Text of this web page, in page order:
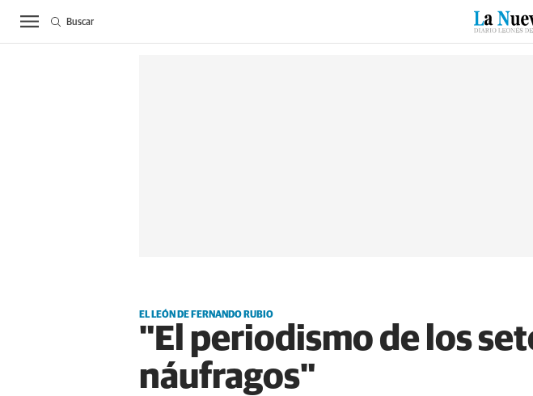
ACTUALIDAD BIERZO SUCESOS CULTURAS
Buscar
EL LEÓN DE FERNANDO RUBIO
"El periodismo de los
náufragos"